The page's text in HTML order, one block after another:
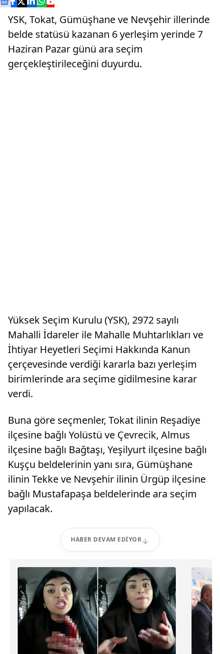
YSK, Tokat, Gümüşhane ve Nevşehir illerinde
belde statüsü kazanan 6 yerleşim yerinde 7
Haziran Pazar günü ara seçim
gerçekleştirileceğini duyurdu.
Yüksek Seçim Kurulu (YSK), 2972 sayılı
Mahalli İdareler ile Mahalle Muhtarlıkları ve
İhtiyar Heyetleri Seçimi Hakkında Kanun
çerçevesinde verdiği kararla bazı yerleşim
birimlerinde ara seçime gidilmesine karar
verdi.
Buna göre seçmenler, Tokat ilinin Reşadiye
ilçesine bağlı Yolüstü ve Çevrecik, Almus
ilçesine bağlı Bağtaşı, Yeşilyurt ilçesine bağlı
Kuşçu beldelerinin yanı sıra, Gümüşhane
ilinin Tekke ve Nevşehir ilinin Ürgüp ilçesine
bağlı Mustafapaşa beldelerinde ara seçim
yapılacak.
HABER DEVAM EDIYOR